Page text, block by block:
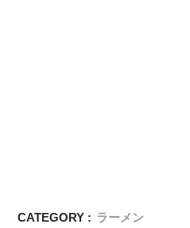
CATEGORY : ラーメン